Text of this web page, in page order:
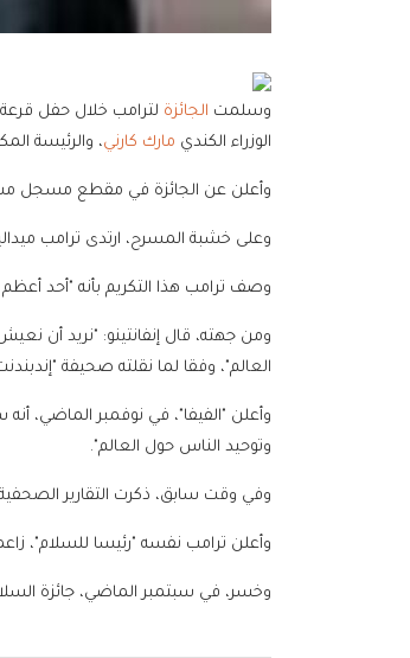
وسلمت الجائزة لترامب خلال حفل قرعة كأس العالم 2026 المقام
الوزراء الكندي مارك كارني، والرئيسة
وأعلن عن الجائزة في مقطع مسجل
وعلى خشبة المسرح، ارتدى ترامب
وصف ترامب هذا التكريم بأنه "أحد
ومن جهته، قال إنفانتينو: "نريد أن
العالم"، وفقا لما نقلته صحيفة
وأعلن "الفيفا"، في نوفمبر الماضي،
وتوحيد الناس حول العالم".
وفي وقت سابق، ذكرت التقارير الصحفية
وأعلن ترامب نفسه "رئيسا للسلام"، زاعما أنه أنهى 8
وخسر، في سبتمبر الماضي، جائزة السلام